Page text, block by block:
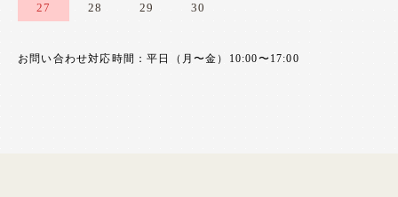
27 28 29 30
お問い合わせ対応時間：平日（月〜金）10:00〜17:00